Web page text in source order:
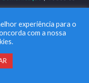
experiência para o
com a nossa